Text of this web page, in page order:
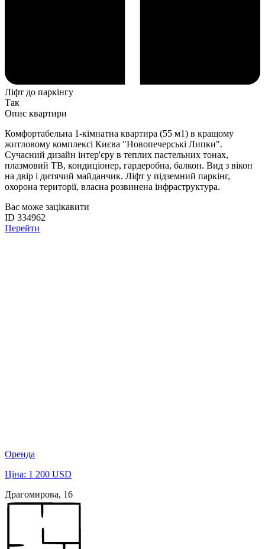
Ліфт до паркінгу
Так
Опис квартири
Комфортабельна 1-кімнатна квартира (55 м1) в кращому
житловому комплексі Києва "Новопечерські Липки".
Сучасний дизайн інтер'єру в теплих пастельних тонах,
плазмовий ТВ, кондиціонер, гардеробна, балкон. Вид з вікон
на двір і дитячий майданчик. Ліфт у підземний паркінг,
охорона території, власна розвинена інфраструктура.
Вас може зацікавити
ID 334962
Перейти
Оренда
Ціна: 1 200 USD
Драгомирова, 16